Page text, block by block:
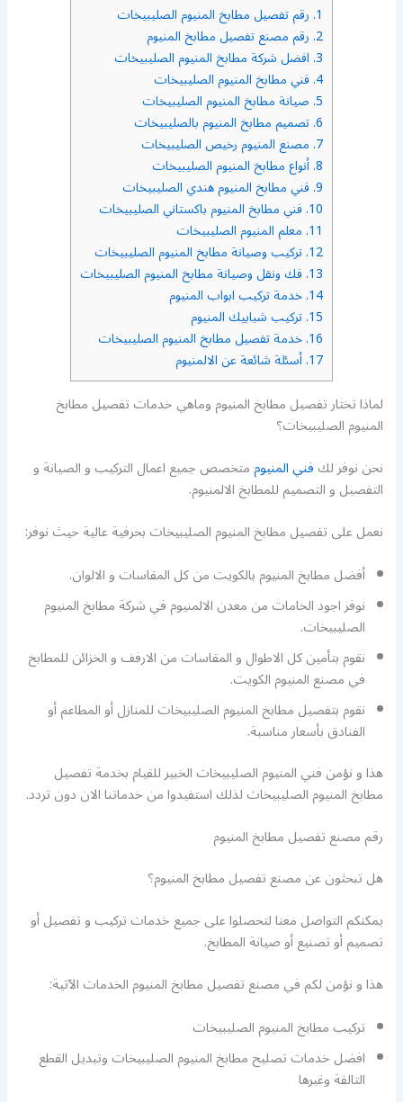
1. رقم تفصيل مطابخ المنيوم الصليبيخات
2. رقم مصنع تفصيل مطابخ المنيوم
3. افضل شركة مطابخ المنيوم الصليبيخات
4. فني مطابخ المنيوم الصليبيخات
5. صيانة مطابخ المنيوم الصليبيخات
6. تصميم مطابخ المنيوم بالصليبيخات
7. مصنع المنيوم رخيص الصليبيخات
8. أنواع مطابخ المنيوم الصليبيخات
9. فني مطابخ المنيوم هندي الصليبيخات
10. فني مطابخ المنيوم باكستاني الصليبيخات
11. معلم المنيوم الصليبيخات
12. تركيب وصيانة مطابخ المنيوم الصليبيخات
13. فك ونقل وصيانة مطابخ المنيوم الصليبيخات
14. خدمة تركيب ابواب المنيوم
15. تركيب شبابيك المنيوم
16. خدمة تفصيل مطابخ المنيوم الصليبيخات
17. أسئلة شائعة عن الالمنيوم
لماذا تختار تفصيل مطابخ المنيوم وماهي خدمات تفصيل مطابخ
المنيوم الصليبيخات؟
نحن نوفر لكفني المنيوممتخصص جميع اعمال التركيب و الصيانة و
التفصيل و التصميم للمطابخ الالمنيوم.
نعمل على تفصيل مطابخ المنيوم الصليبيخات بحرفية عالية حيث نوفر:
أفضل مطابخ المنيوم بالكويت من كل المقاسات و الالوان.
نوفر اجود الخامات من معدن الالمنيوم في شركة مطابخ المنيوم
الصليبيخات.
نقوم بتأمين كل الاطوال و المقاسات من الارفف و الخزائن للمطابخ
في مصنع المنيوم الكويت.
نقوم بتفصيل مطابخ المنيوم الصليبيخات للمنازل أو المطاعم أو
الفنادق بأسعار مناسبة.
هذا و نؤمن فني المنيوم الصليبيخات الخبير للقيام بخدمة تفصيل
مطابخ المنيوم الصليبيخات لذلك استفيدوا من خدماتنا الان دون تردد.
رقم مصنع تفصيل مطابخ المنيوم
هل تبحثون عن مصنع تفصيل مطابخ المنيوم؟
يمكنكم التواصل معنا لتحصلوا على جميع خدمات تركيب و تفصيل أو
تصميم أو تصنيع أو صيانة المطابخ.
هذا و نؤمن لكم في مصنع تفصيل مطابخ المنيوم الخدمات الآتية:
تركيب مطابخ المنيوم الصليبيخات
افضل خدمات تصليح مطابخ المنيوم الصليبيخات وتبديل القطع
التالفة وغيرها